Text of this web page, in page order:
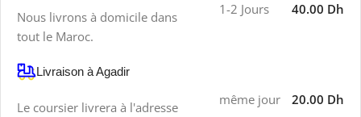
Nous livrons à domicile dans
tout le Maroc.
1-2 Jours 40.00 Dh
Livraison à Agadir
Le coursier livrera à l'adresse
même jour 20.00 Dh